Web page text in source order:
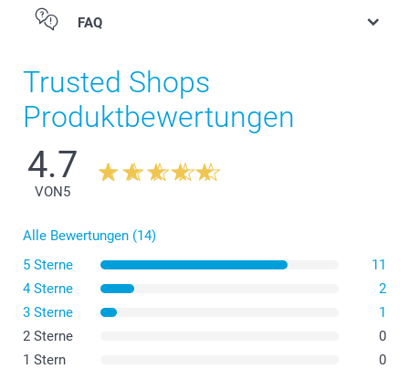
Hartschalen-Brillenetui
FAQ
Trusted Shops
Produktbewertungen
4.7
VON5
Alle Bewertungen (14)
5 Sterne
11
4 Sterne
2
3 Sterne
1
2 Sterne
0
1 Stern
0